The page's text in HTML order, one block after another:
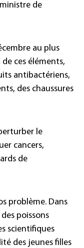
ministre de
au plus
ces éléments,
antibactériens,
des chaussures
le
cancers,
de
problème. Dans
poissons
scientifiques
des jeunes filles